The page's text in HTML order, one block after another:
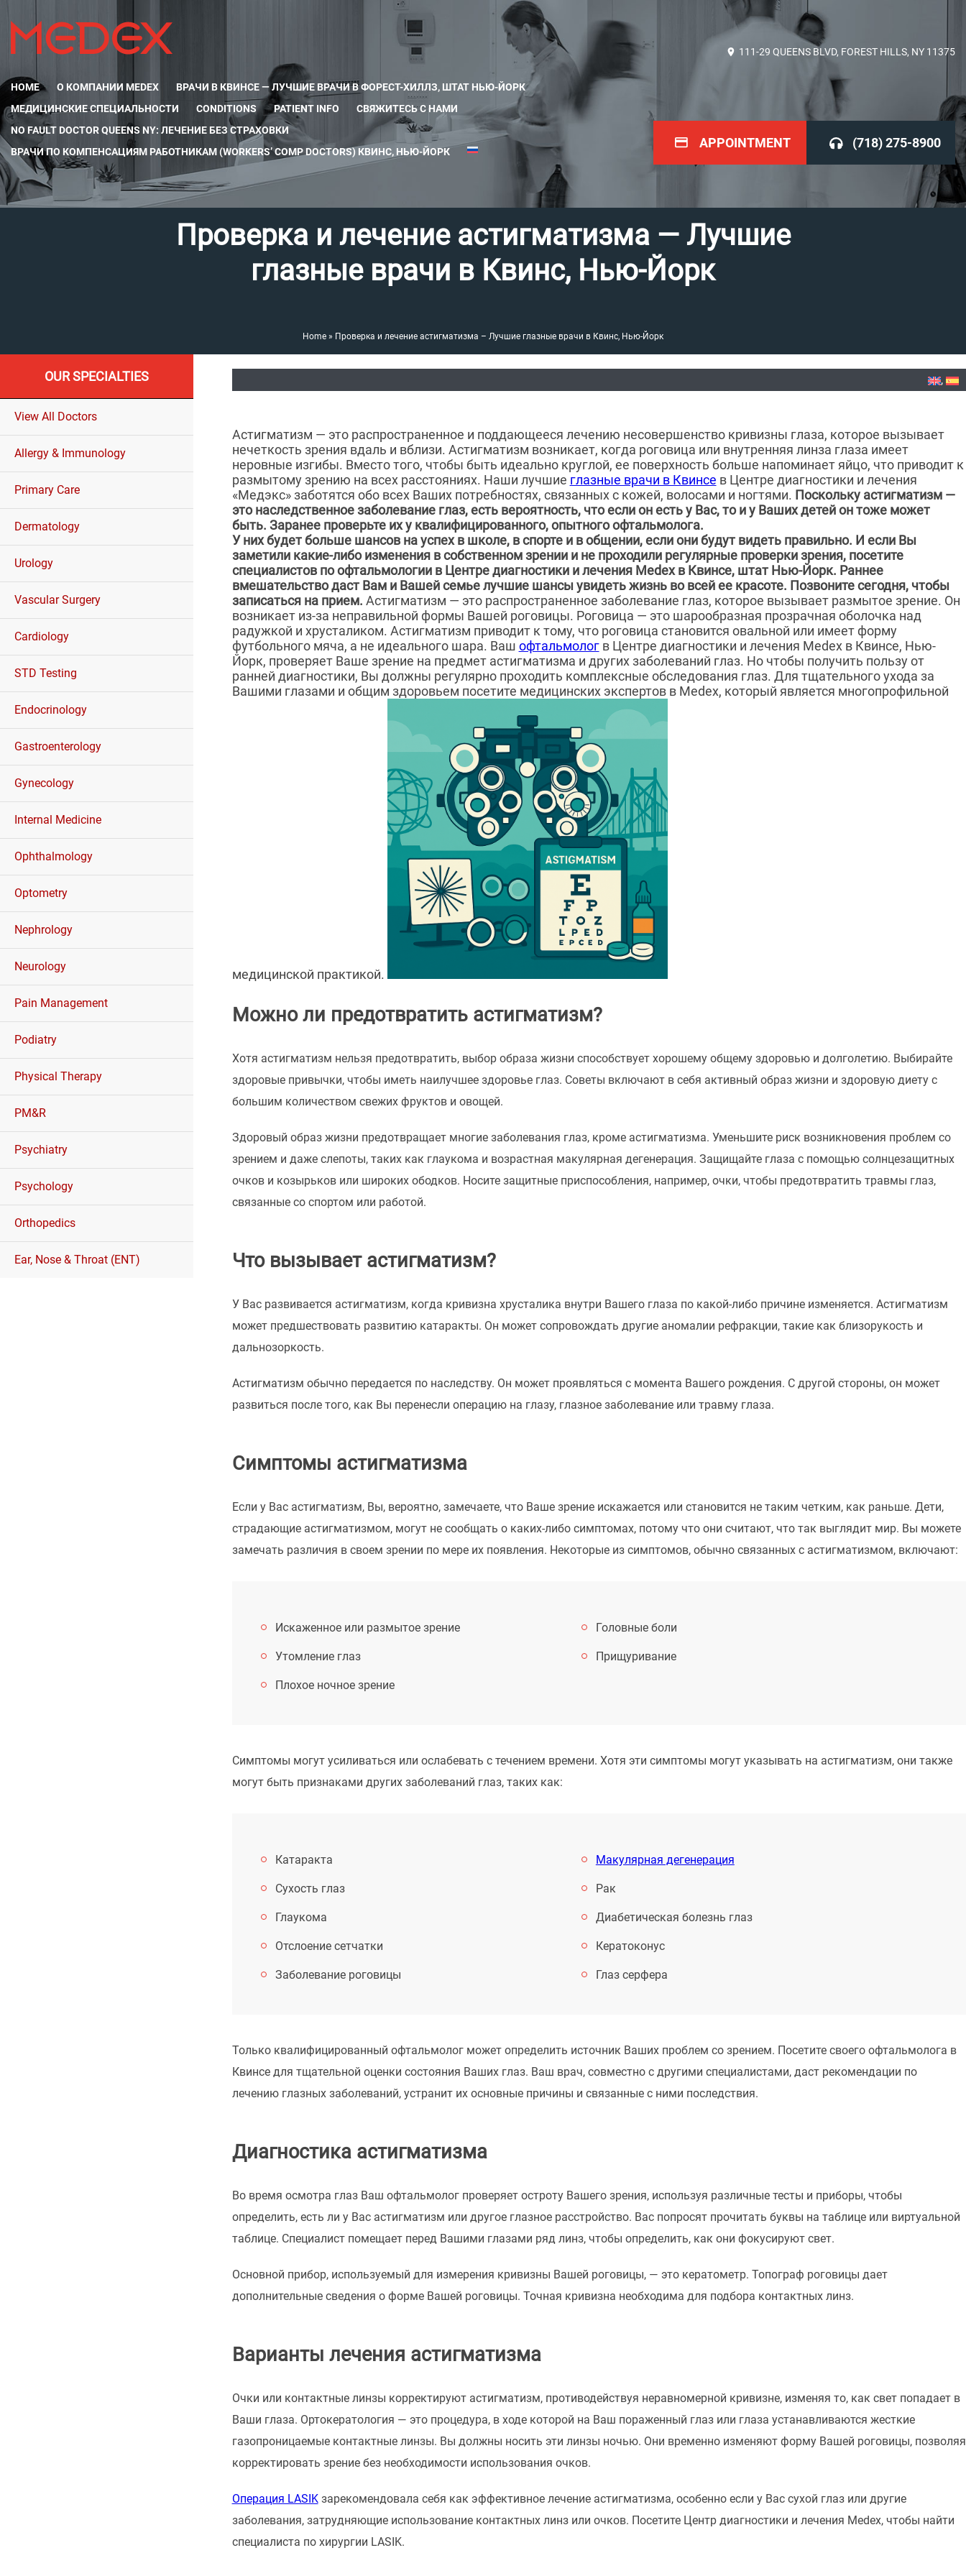
111-29 QUEENS BLVD, FOREST HILLS, NY 11375
HOME О КОМПАНИИ MEDEX
ВРАЧИ В КВИНСЕ — ЛУЧШИЕ ВРАЧИ В ФОРЕСТ-ХИЛЛЗ, ШТАТ НЬЮ-ЙОРК
МЕДИЦИНСКИЕ СПЕЦИАЛЬНОСТИ
CONDITIONS PATIENT INFO
СВЯЖИТЕСЬ С НАМИ
NO FAULT DOCTOR QUEENS NY: ЛЕЧЕНИЕ БЕЗ СТРАХОВКИ
ВРАЧИ ПО КОМПЕНСАЦИЯМ РАБОТНИКАМ (WORKERS’ COMP DOCTORS) КВИНС, НЬЮ-ЙОРК
APPOINTMENT (718) 275-8900
Проверка и лечение астигматизма — Лучшие
глазные врачи в Квинс, Нью-Йорк
Home » Проверка и лечение астигматизма – Лучшие глазные врачи в Квинс, Нью-Йорк
OUR SPECIALTIES
View All Doctors
Allergy & Immunology
Primary Care
Dermatology
Urology
Vascular Surgery
Cardiology
STD Testing
Endocrinology
Gastroenterology
Gynecology
Internal Medicine
Ophthalmology
Optometry
Nephrology
Neurology
Pain Management
Podiatry
Physical Therapy
PM&R
Psychiatry
Psychology
Orthopedics
Ear, Nose & Throat (ENT)
Астигматизм — это распространенное и поддающееся лечению несовершенство кривизны глаза, которое вызывает
нечеткость зрения вдаль и вблизи. Астигматизм возникает, когда роговица или внутренняя линза глаза имеет
неровные изгибы. Вместо того, чтобы быть идеально круглой, ее поверхность больше напоминает яйцо, что приводит к
размытому зрению на всех расстояниях. Наши лучшие глазные врачи в Квинсе в Центре диагностики и лечения
«Медэкс» заботятся обо всех Ваших потребностях, связанных с кожей, волосами и ногтями. Поскольку астигматизм —
это наследственное заболевание глаз, есть вероятность, что если он есть у Вас, то и у Ваших детей он тоже может
быть. Заранее проверьте их у квалифицированного, опытного офтальмолога.
У них будет больше шансов на успех в школе, в спорте и в общении, если они будут видеть правильно. И если Вы
заметили какие-либо изменения в собственном зрении и не проходили регулярные проверки зрения, посетите
специалистов по офтальмологии в Центре диагностики и лечения Medex в Квинсе, штат Нью-Йорк. Раннее
вмешательство даст Вам и Вашей семье лучшие шансы увидеть жизнь во всей ее красоте. Позвоните сегодня, чтобы
записаться на прием. Астигматизм — это распространенное заболевание глаз, которое вызывает размытое зрение. Он
возникает из-за неправильной формы Вашей роговицы. Роговица — это шарообразная прозрачная оболочка над
радужкой и хрусталиком. Астигматизм приводит к тому, что роговица становится овальной или имеет форму
футбольного мяча, а не идеального шара. Ваш офтальмологв Центре диагностики и лечения Medex в Квинсе, Нью-
Йорк, проверяет Ваше зрение на предмет астигматизма и других заболеваний глаз. Но чтобы получить пользу от
ранней диагностики, Вы должны регулярно проходить комплексные обследования глаз. Для тщательного ухода за
Вашими глазами и общим здоровьем посетите медицинских экспертов в Medex, который является многопрофильной
медицинской практикой.
Можно ли предотвратить астигматизм?
Хотя астигматизм нельзя предотвратить, выбор образа жизни способствует хорошему общему здоровью и долголетию. Выбирайте
здоровые привычки, чтобы иметь наилучшее здоровье глаз. Советы включают в себя активный образ жизни и здоровую диету с
большим количеством свежих фруктов и овощей.
Здоровый образ жизни предотвращает многие заболевания глаз, кроме астигматизма. Уменьшите риск возникновения проблем со
зрением и даже слепоты, таких как глаукома и возрастная макулярная дегенерация. Защищайте глаза с помощью солнцезащитных
очков и козырьков или широких ободков. Носите защитные приспособления, например, очки, чтобы предотвратить травмы глаз,
связанные со спортом или работой.
Что вызывает астигматизм?
У Вас развивается астигматизм, когда кривизна хрусталика внутри Вашего глаза по какой-либо причине изменяется. Астигматизм
может предшествовать развитию катаракты. Он может сопровождать другие аномалии рефракции, такие как близорукость и
дальнозоркость.
Астигматизм обычно передается по наследству. Он может проявляться с момента Вашего рождения. С другой стороны, он может
развиться после того, как Вы перенесли операцию на глазу, глазное заболевание или травму глаза.
Симптомы астигматизма
Если у Вас астигматизм, Вы, вероятно, замечаете, что Ваше зрение искажается или становится не таким четким, как раньше. Дети,
страдающие астигматизмом, могут не сообщать о каких-либо симптомах, потому что они считают, что так выглядит мир. Вы можете
замечать различия в своем зрении по мере их появления. Некоторые из симптомов, обычно связанных с астигматизмом, включают:
Искаженное или размытое зрение Головные боли
Утомление глаз Прищуривание
Плохое ночное зрение
Симптомы могут усиливаться или ослабевать с течением времени. Хотя эти симптомы могут указывать на астигматизм, они также
могут быть признаками других заболеваний глаз, таких как:
Катаракта Макулярная дегенерация
Сухость глаз Рак
Глаукома Диабетическая болезнь глаз
Отслоение сетчатки Кератоконус
Заболевание роговицы Глаз серфера
Только квалифицированный офтальмолог может определить источник Ваших проблем со зрением. Посетите своего офтальмолога в
Квинсе для тщательной оценки состояния Ваших глаз. Ваш врач, совместно с другими специалистами, даст рекомендации по
лечению глазных заболеваний, устранит их основные причины и связанные с ними последствия.
Диагностика астигматизма
Во время осмотра глаз Ваш офтальмолог проверяет остроту Вашего зрения, используя различные тесты и приборы, чтобы
определить, есть ли у Вас астигматизм или другое глазное расстройство. Вас попросят прочитать буквы на таблице или виртуальной
таблице. Специалист помещает перед Вашими глазами ряд линз, чтобы определить, как они фокусируют свет.
Основной прибор, используемый для измерения кривизны Вашей роговицы, — это кератометр. Топограф роговицы дает
дополнительные сведения о форме Вашей роговицы. Точная кривизна необходима для подбора контактных линз.
Варианты лечения астигматизма
Очки или контактные линзы корректируют астигматизм, противодействуя неравномерной кривизне, изменяя то, как свет попадает в
Ваши глаза. Ортокератология — это процедура, в ходе которой на Ваш пораженный глаз или глаза устанавливаются жесткие
газопроницаемые контактные линзы. Вы должны носить эти линзы ночью. Они временно изменяют форму Вашей роговицы, позволяя
корректировать зрение без необходимости использования очков.
Операция LASIKзарекомендовала себя как эффективное лечение астигматизма, особенно если у Вас сухой глаз или другие
заболевания, затрудняющие использование контактных линз или очков. Посетите Центр диагностики и лечения Medex, чтобы найти
специалиста по хирургии LASIK.